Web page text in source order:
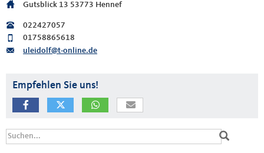
Gutsblick 13 53773 Hennef
022427057
01758865618
uleidolf@t-online.de
Empfehlen Sie uns!
Suchformular
Suche